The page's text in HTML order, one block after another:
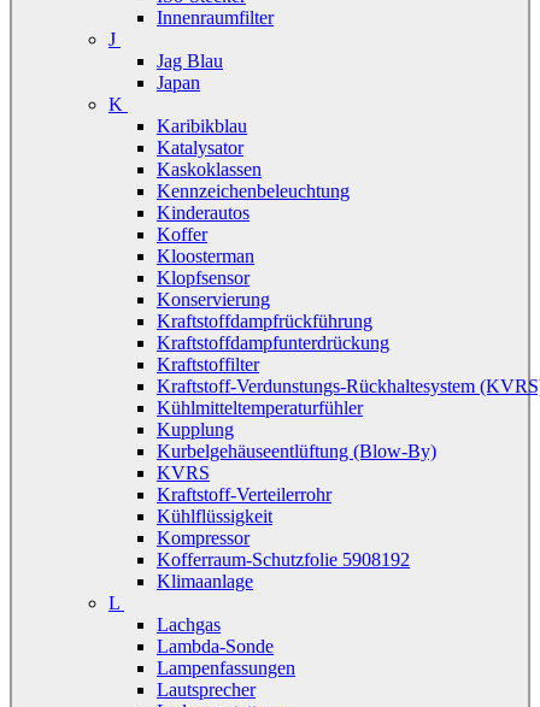
Innenraumfilter
J
Jag Blau
Japan
K
Karibikblau
Katalysator
Kaskoklassen
Kennzeichenbeleuchtung
Kinderautos
Koffer
Kloosterman
Klopfsensor
Konservierung
Kraftstoffdampfrückführung
Kraftstoffdampfunterdrückung
Kraftstoffilter
Kraftstoff-Verdunstungs-Rückhaltesystem
Kühlmitteltemperaturfühler
Kupplung
Kurbelgehäuseentlüftung (Blow-By)
KVRS
Kraftstoff-Verteilerrohr
Kühlflüssigkeit
Kompressor
Kofferraum-Schutzfolie 5908192
Klimaanlage
L
Lachgas
Lambda-Sonde
Lampenfassungen
Lautsprecher